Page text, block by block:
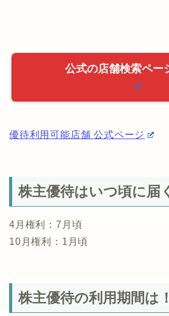
公式の店舗検索ペー
優待利用可能店舗 公式ページ
株主優待はいつ頃に届
4月権利：7月頃
10月権利：1月頃
株主優待の利用期間は